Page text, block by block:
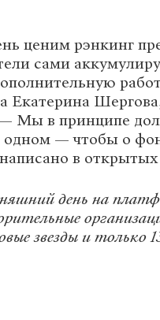
ценим рэнкинг
сами
Екатерина
Мы в принципе
одном — чтобы о
в
день на
звезды и только